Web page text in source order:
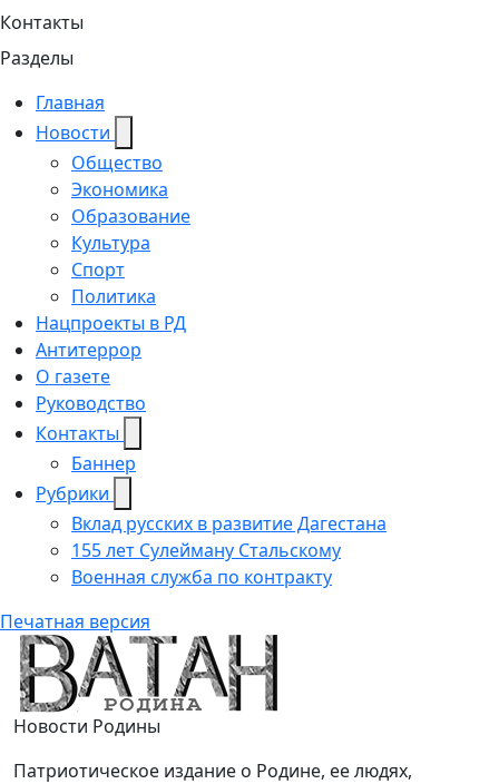
Контакты
Разделы
Главная
Новости
Общество
Экономика
Образование
Культура
Спорт
Политика
Нацпроекты в РД
Антитеррор
О газете
Руководство
Контакты
Баннер
Рубрики
Вклад русских в развитие Дагестана
155 лет Сулейману Стальскому
Военная служба по контракту
Печатная версия
Ватан
Новости Родины
Патриотическое издание о Родине, ее людях,